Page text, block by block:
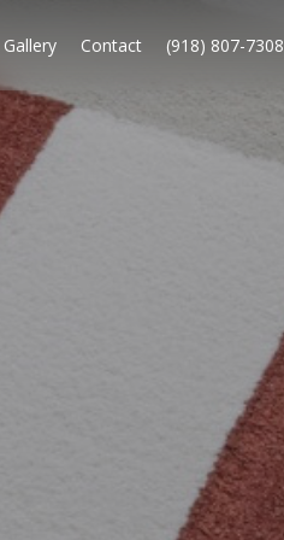
Gallery Contact (918) 807-7308